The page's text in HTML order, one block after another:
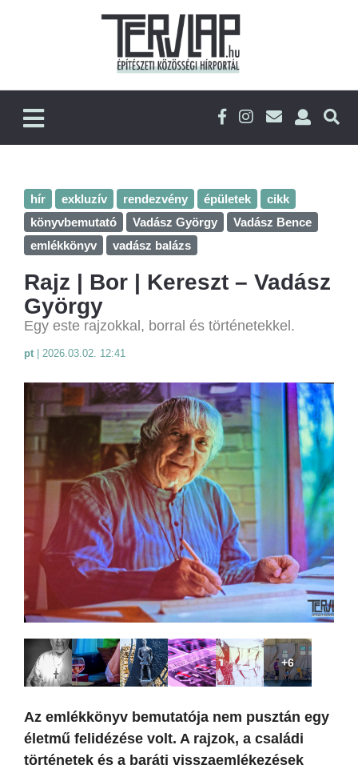
hír exkluzív rendezvény épületek
cikk
könyvbemutató
Vadász György
Vadász Bence
emlékkönyv
vadász balázs
Rajz | Bor | Kereszt – Vadász
György
Egy este rajzokkal, borral és történetekkel.
pt 2026.03.02. 12:41
+6
Az emlékkönyv bemutatója nem pusztán egy
életmű felidézése volt. A rajzok, a családi
történetek és a baráti visszaemlékezések